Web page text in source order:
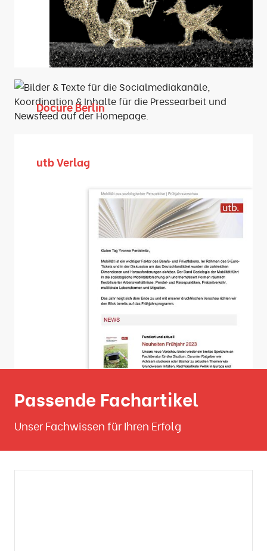
Docure Berlin
utb Verlag
Passende Fachartikel
Unser Fachwissen für Ihren Erfolg